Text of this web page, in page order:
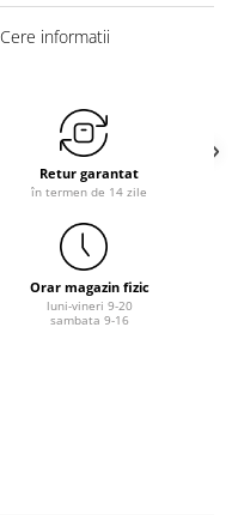
informatii
Retur garantat
în termen de 14 zile
Orar magazin fizic
luni-vineri 9-20
sambata 9-16